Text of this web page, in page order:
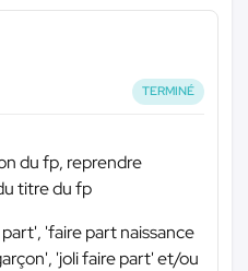
TERMINÉ
du fp, reprendre
titre du fp
'faire part naissance
'joli faire part' et/ou